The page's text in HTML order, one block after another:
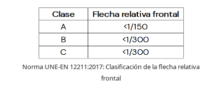
Norma UNE-EN 12211:2017: Clasificación de la flecha relativa
frontal